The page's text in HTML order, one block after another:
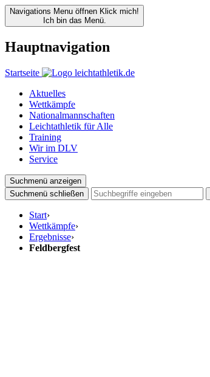
Navigations Menu öffnen Klick mich!
Ich bin das Menü.
Hauptnavigation
Startseite
Aktuelles
Wettkämpfe
Nationalmannschaften
Leichtathletik für Alle
Training
Wir im DLV
Service
Suchmenü anzeigen
Suchmenü schließen
Start›
Wettkämpfe›
Ergebnisse›
Feldbergfest